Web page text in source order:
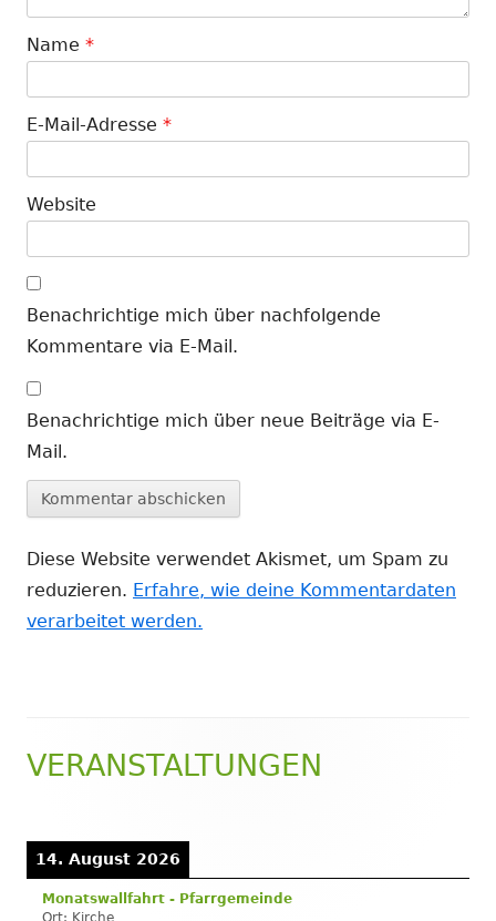
Name *
E-Mail-Adresse *
Website
Benachrichtige mich über nachfolgende
Kommentare via E-Mail.
Benachrichtige mich über neue Beiträge via E-
Mail.
Diese Website verwendet Akismet, um Spam zu
reduzieren. Erfahre, wie deine Kommentardaten
verarbeitet werden.
Haupt-
VERANSTALTUNGEN
14. August 2026
Monatswallfahrt - Pfarrgemeinde
Ort: Kirche